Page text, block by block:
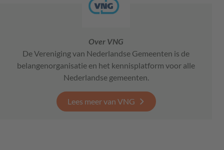
Over VNG
De Vereniging van Nederlandse Gemeenten is de
belangenorganisatie en het kennisplatform voor alle
Nederlandse gemeenten.
Lees meer van VNG